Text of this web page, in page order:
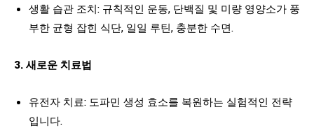
생활 습관 조치: 규칙적인 운동, 단백질 및 미량 영양소가 풍
부한 균형 잡힌 식단, 일일 루틴, 충분한 수면.
3. 새로운 치료법
유전자 치료: 도파민 생성 효소를 복원하는 실험적인 전략
입니다.